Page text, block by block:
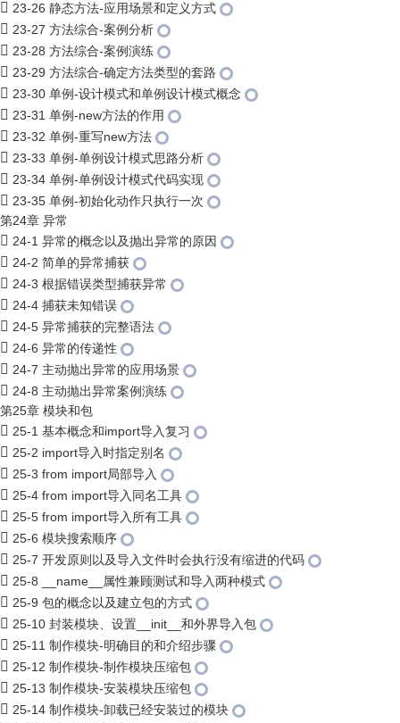
23-26 静态方法-应用场景和定义方式
23-27 方法综合-案例分析
23-28 方法综合-案例演练
23-29 方法综合-确定方法类型的套路
23-30 单例-设计模式和单例设计模式概念
23-31 单例-new方法的作用
23-32 单例-重写new方法
23-33 单例-单例设计模式思路分析
23-34 单例-单例设计模式代码实现
23-35 单例-初始化动作只执行一次
第24章 异常
24-1 异常的概念以及抛出异常的原因
24-2 简单的异常捕获
24-3 根据错误类型捕获异常
24-4 捕获未知错误
24-5 异常捕获的完整语法
24-6 异常的传递性
24-7 主动抛出异常的应用场景
24-8 主动抛出异常案例演练
第25章 模块和包
25-1 基本概念和import导入复习
25-2 import导入时指定别名
25-3 from import局部导入
25-4 from import导入同名工具
25-5 from import导入所有工具
25-6 模块搜索顺序
25-7 开发原则以及导入文件时会执行没有缩进的代码
25-8 __name__属性兼顾测试和导入两种模式
25-9 包的概念以及建立包的方式
25-10 封装模块、设置__init__和外界导入包
25-11 制作模块-明确目的和介绍步骤
25-12 制作模块-制作模块压缩包
25-13 制作模块-安装模块压缩包
25-14 制作模块-卸载已经安装过的模块